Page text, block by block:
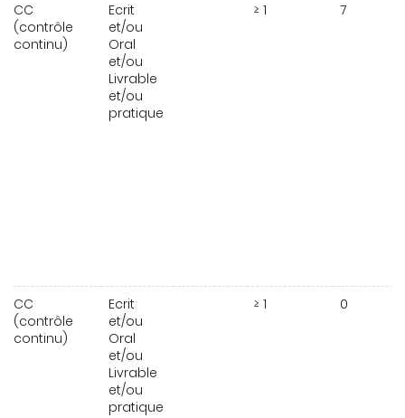
CC
(contrôle
continu)
Ecrit
et/ou
Oral
et/ou
Livrable
et/ou
pratique
≥ 1 7
CC
(contrôle
continu)
Ecrit
et/ou
Oral
et/ou
Livrable
et/ou
pratique
≥ 1 0